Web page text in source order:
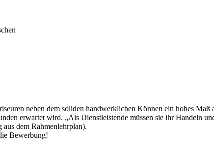
neben dem soliden handwerklichen Können ein hohes
erwartet wird. „Als Dienstleistende müssen sie ihr Handeln
dem Rahmenlehrplan).
Bewerbung!